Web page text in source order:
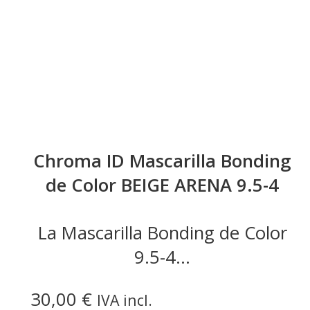
Chroma ID Mascarilla Bonding
de Color BEIGE ARENA 9.5-4
La Mascarilla Bonding de Color
9.5-4...
30,00 € IVA incl.